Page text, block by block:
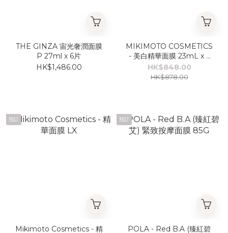
THE GINZA 宙光奢潤面膜
P 27ml x 6片
HK$1,486.00
MIKIMOTO COSMETICS
- 美白精華面膜 23mL x 6
枚
HK$848.00
HK$878.00
預訂
Mikimoto Cosmetics - 精
預訂
POLA - Red B.A (臻紅碧